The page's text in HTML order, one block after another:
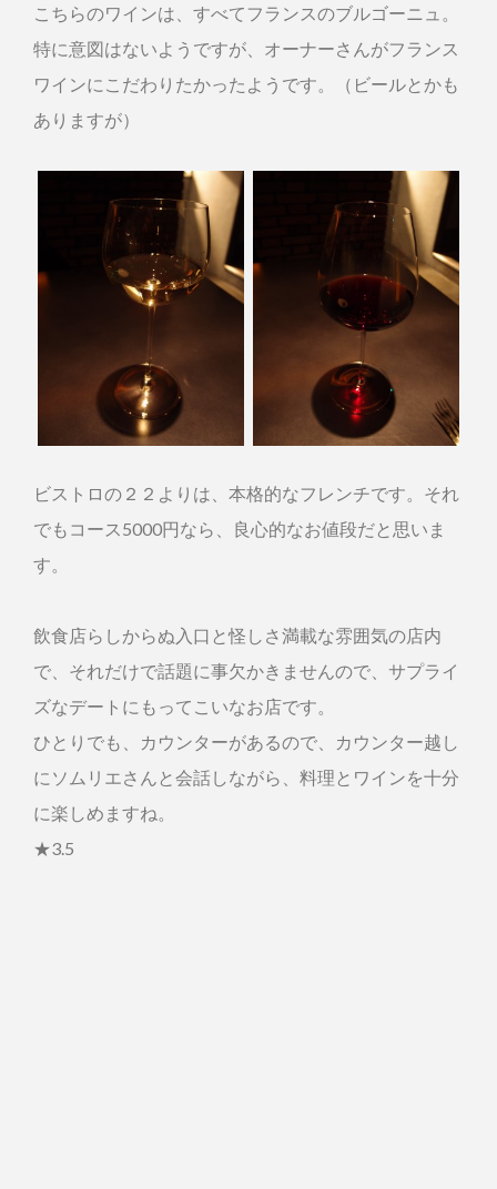
こちらのワインは、すべてフランスのブルゴーニュ。
特に意図はないようですが、オーナーさんがフランス
ワインにこだわりたかったようです。（ビールとかも
ありますが）
ビストロの２２よりは、本格的なフレンチです。それ
でもコース5000円なら、良心的なお値段だと思いま
す。
飲食店らしからぬ入口と怪しさ満載な雰囲気の店内
で、それだけで話題に事欠かきませんので、サプライ
ズなデートにもってこいなお店です。
ひとりでも、カウンターがあるので、カウンター越し
にソムリエさんと会話しながら、料理とワインを十分
に楽しめますね。
★3.5